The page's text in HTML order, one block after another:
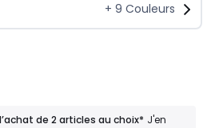
+ 9 Couleurs
de 2 articles au choix* J'en